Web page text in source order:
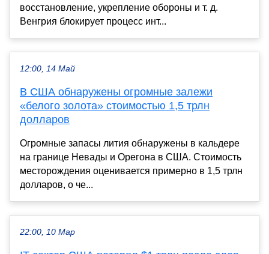
восстановление, укрепление обороны и т. д.
Венгрия блокирует процесс инт...
12:00, 14 Май
В США обнаружены огромные залежи
«белого золота» стоимостью 1,5 трлн
долларов
Огромные запасы лития обнаружены в кальдере
на границе Невады и Орегона в США. Стоимость
месторождения оценивается примерно в 1,5 трлн
долларов, о че...
22:00, 10 Мар